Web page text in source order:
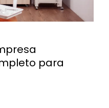
para